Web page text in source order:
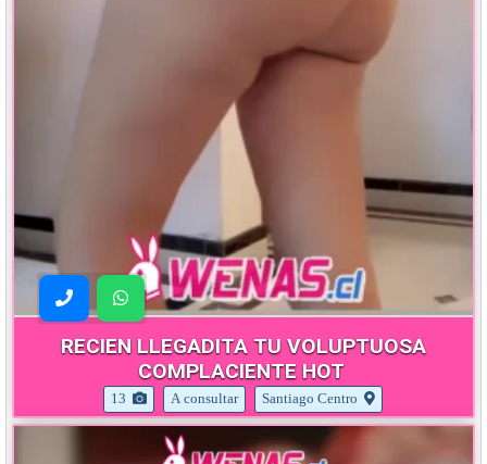
RECIEN LLEGADITA TU VOLUPTUOSA
COMPLACIENTE HOT
13 A consultar Santiago Centro